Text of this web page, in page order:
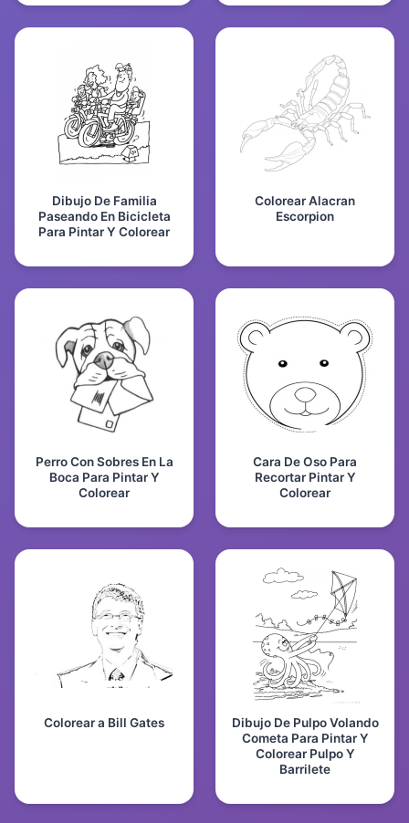
Dibujo De Familia
Paseando En Bicicleta
Para Pintar Y Colorear
Colorear Alacran
Escorpion
Perro Con Sobres En La
Boca Para Pintar Y
Colorear
Cara De Oso Para
Recortar Pintar Y
Colorear
Colorear a Bill Gates
Dibujo De Pulpo Volando
Cometa Para Pintar Y
Colorear Pulpo Y
Barrilete